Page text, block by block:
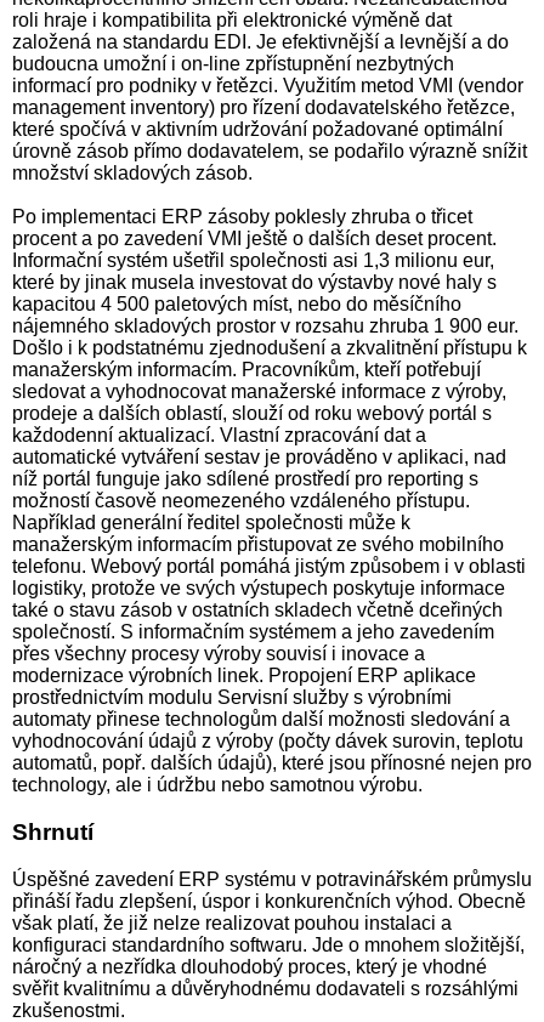
roli hraje i kompatibilita při elektronické výměně dat
založená na standardu EDI. Je efektivnější a levnější a do
budoucna umožní i on-line zpřístupnění nezbytných
informací pro podniky v řetězci. Využitím metod VMI (vendor
management inventory) pro řízení dodavatelského řetězce,
které spočívá v aktivním udržování požadované optimální
úrovně zásob přímo dodavatelem, se podařilo výrazně snížit
množství skladových zásob.
Po implementaci ERP zásoby poklesly zhruba o třicet
procent a po zavedení VMI ještě o dalších deset procent.
Informační systém ušetřil společnosti asi 1,3 milionu eur,
které by jinak musela investovat do výstavby nové haly s
kapacitou 4 500 paletových míst, nebo do měsíčního
nájemného skladových prostor v rozsahu zhruba 1 900 eur.
Došlo i k podstatnému zjednodušení a zkvalitnění přístupu k
manažerským informacím. Pracovníkům, kteří potřebují
sledovat a vyhodnocovat manažerské informace z výroby,
prodeje a dalších oblastí, slouží od roku webový portál s
každodenní aktualizací. Vlastní zpracování dat a
automatické vytváření sestav je prováděno v aplikaci, nad
níž portál funguje jako sdílené prostředí pro reporting s
možností časově neomezeného vzdáleného přístupu.
Například generální ředitel společnosti může k
manažerským informacím přistupovat ze svého mobilního
telefonu. Webový portál pomáhá jistým způsobem i v oblasti
logistiky, protože ve svých výstupech poskytuje informace
také o stavu zásob v ostatních skladech včetně dceřiných
společností. S informačním systémem a jeho zavedením
přes všechny procesy výroby souvisí i inovace a
modernizace výrobních linek. Propojení ERP aplikace
prostřednictvím modulu Servisní služby s výrobními
automaty přinese technologům další možnosti sledování a
vyhodnocování údajů z výroby (počty dávek surovin, teplotu
automatů, popř. dalších údajů), které jsou přínosné nejen pro
technology, ale i údržbu nebo samotnou výrobu.
Shrnutí
Úspěšné zavedení ERP systému v potravinářském průmyslu
přináší řadu zlepšení, úspor i konkurenčních výhod. Obecně
však platí, že již nelze realizovat pouhou instalaci a
konfiguraci standardního softwaru. Jde o mnohem složitější,
náročný a nezřídka dlouhodobý proces, který je vhodné
svěřit kvalitnímu a důvěryhodnému dodavateli s rozsáhlými
zkušenostmi.